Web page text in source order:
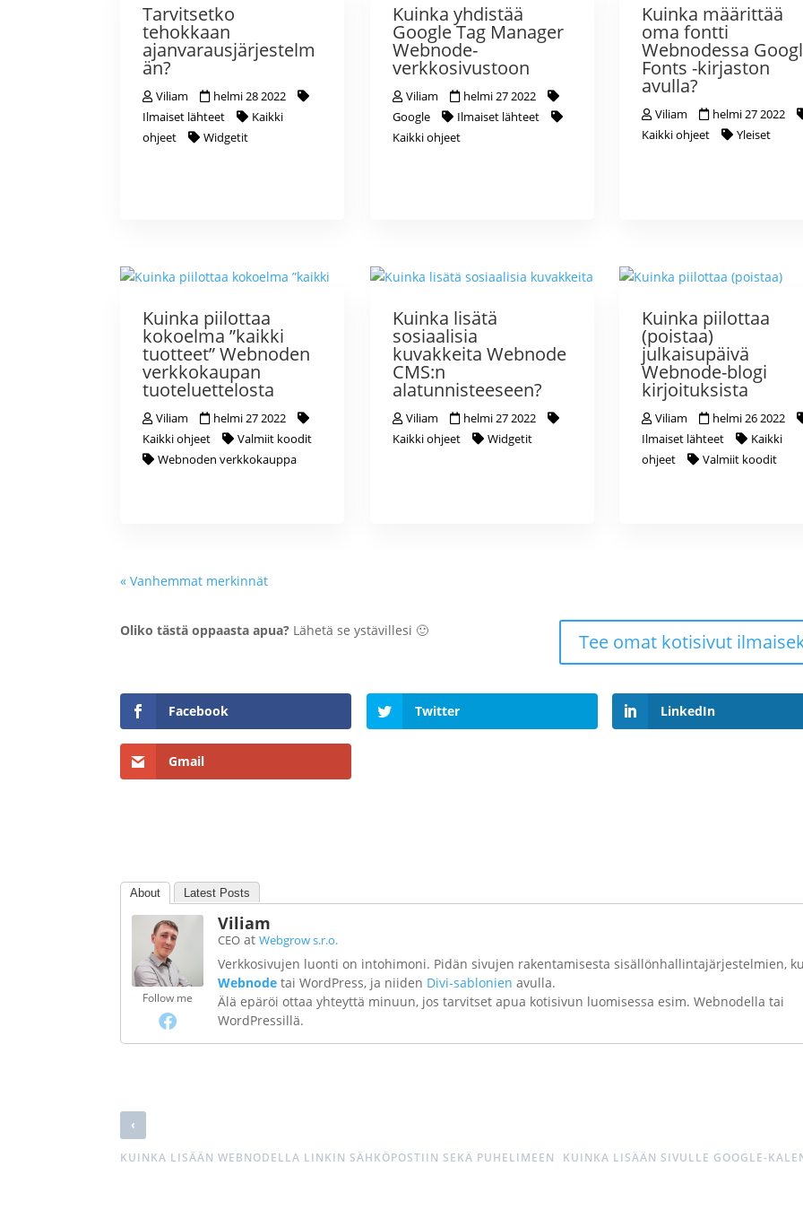
Tarvitsetko
tehokkaan
ajanvarausjärjestelm
än?
Viliam
helmi 28 2022
Ilmaiset lähteet
Kaikki
ohjeet
Widgetit
Kuinka yhdistää
Google Tag Manager
Webnode-
verkkosivustoon
Viliam
helmi 27 2022
Google
Ilmaiset lähteet
Kaikki ohjeet
Kuinka määrittää
oma fontti
Webnodessa
Fonts -kirjaston
avulla?
Viliam
helmi 27 2022
Kaikki ohjeet
Yleiset
Kuinka piilottaa
kokoelma ”kaikki
tuotteet” Webnoden
verkkokaupan
tuoteluettelosta
Viliam
helmi 27 2022
Kaikki ohjeet
Valmiit koodit
Webnoden verkkokauppa
Kuinka lisätä
sosiaalisia
kuvakkeita Webnode
CMS:n
alatunnisteeseen?
Viliam
helmi 27 2022
Kaikki ohjeet
Widgetit
Kuinka piilottaa
(poistaa)
julkaisupäivä
Webnode-blogi
kirjoituksista
Viliam
helmi 26 2022
Ilmaiset lähteet
Kaikki
ohjeet
Valmiit koodit
« Vanhemmat merkinnät
Oliko tästä oppaasta apua? Lähetä se ystävillesi 🙂 Tee omat kotisivut
Facebook Twitter LinkedIn
Gmail
About Latest Posts
Follow me
Viliam
CEO atWebgrow s.r.o.
Verkkosivujen luonti on intohimoni. Pidän sivujen rakentamisesta sisällönhallintajärjestelmien,
Webnode tai WordPress, ja niiden Divi-sablonien avulla.
Älä epäröi ottaa yhteyttä minuun, jos tarvitset apua kotisivun luomisessa esim. Webnodella tai
WordPressillä.
‹
KUINKA LISÄÄN WEBNODELLA LINKIN SÄHKÖPOSTIIN SEKÄ PUHELIMEEN KUINKA LISÄÄN SIVULLE GOOGLE-